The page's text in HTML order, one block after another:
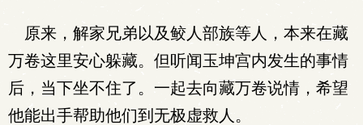
原来，解家兄弟以及鲛人部族等人，本来在藏
万卷这里安心躲藏。但听闻玉坤宫内发生的事情
后，当下坐不住了。一起去向藏万卷说情，希望
他能出手帮助他们到无极虚救人。